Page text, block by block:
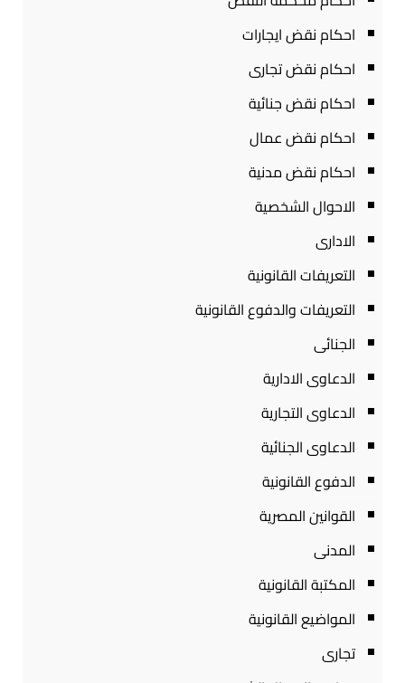
احكام نقض ايجارات
احكام نقض تجارى
احكام نقض جنائية
احكام نقض عمال
احكام نقض مدنية
الاحوال الشخصية
الادارى
التعريفات القانونية
التعريفات والدفوع القانونية
الجنائى
الدعاوى الادارية
الدعاوى التجارية
الدعاوى الجنائية
الدفوع القانونية
القوانين المصرية
المدنى
المكتبة القانونية
المواضيع القانونية
تجارى